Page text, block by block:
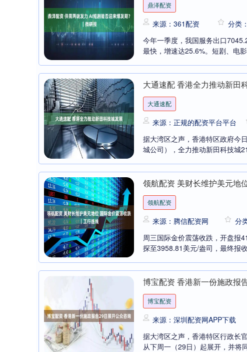
鼎泽配资
来源：361配资 分类
今年一季度，我国服务出口
最快，增速达25.6%。短剧、电
大通速配 香港全力推动新田
大通速配
来源：正规的配资平台平台
据大湾区之声，香港特区政府今
城公司），全力推动新田科技城
领航配资 美财长维护美元地
领航配资
来源：腾信配资网 分
周三国际金价震荡收跌，开盘报
探至3958.81美元/盎司，最终报
博宝配资 香港新一份施政报
博宝配资
来源：深圳配资网APP下载
据大湾区之声，香港特区行政长
从下周一（29日）起展开，并将